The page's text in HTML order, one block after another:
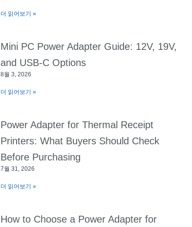
더 읽어보기 »
Mini PC Power Adapter Guide: 12V, 19V,
and USB-C Options
8월 3, 2026
더 읽어보기 »
Power Adapter for Thermal Receipt
Printers: What Buyers Should Check
Before Purchasing
7월 31, 2026
더 읽어보기 »
How to Choose a Power Adapter for